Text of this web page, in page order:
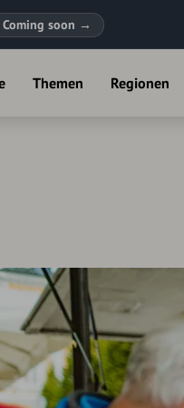
Coming soon →
Themen Regionen